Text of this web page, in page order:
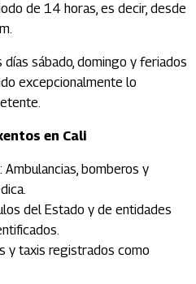
de 14 horas, es decir, desde
sábado, domingo y feriados
excepcionalmente lo
en Cali
bomberos y
del Estado y de entidades
y taxis registrados como